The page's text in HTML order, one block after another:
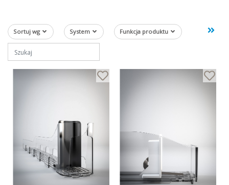
Sortuj wg System Funkcja produktu